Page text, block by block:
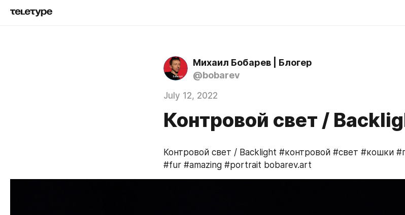
Михаил Бобарев | Блогер
@bobarev
July 12, 2022
Контровой свет /
Контровой свет / Backlight #контровой #свет #кошки
#fur #amazing #portrait bobarev.art